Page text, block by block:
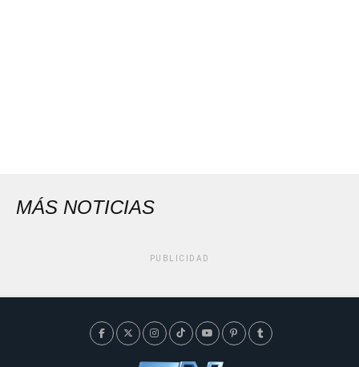
MÁS NOTICIAS
PUBLICIDAD